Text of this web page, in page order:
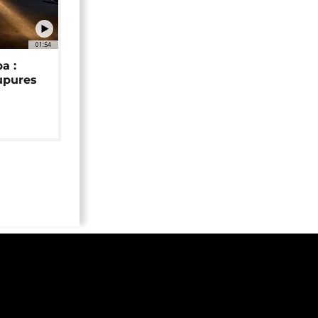
01:54
: